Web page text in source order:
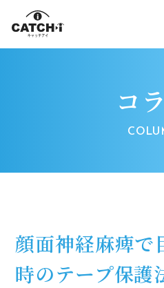
コ
顔面神経麻痺で
時のテープ保護